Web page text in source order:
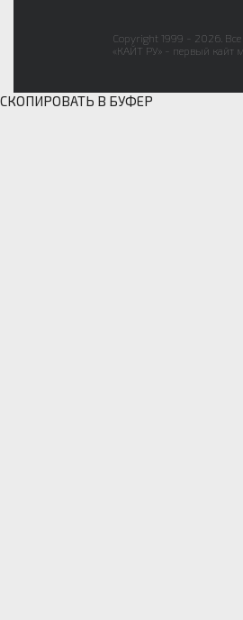
Copyright 1999 - 2026.
«КАЙТ РУ» - первый кайт
СКОПИРОВАТЬ В БУФЕР